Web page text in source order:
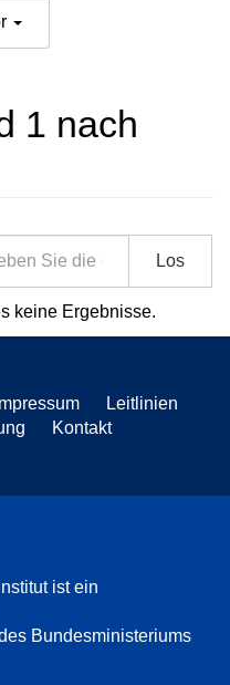
1 nach
Los
keine Ergebnisse.
Impressum
Leitlinien
Kontakt
ist ein
Bundesministeriums